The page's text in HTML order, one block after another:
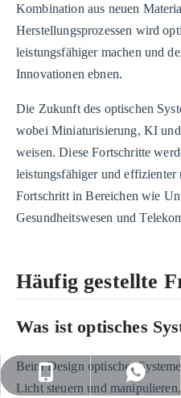
Kombination aus neuen
Herstellungsprozessen wird
leistungsfähiger machen und
Innovationen ebnen.
Die Zukunft des optischen
wobei Miniaturisierung, KI
weisen. Diese Fortschritte
leistungsfähiger und effizienter
Fortschritt in Bereichen wie
Gesundheitswesen und
Häufig gestellte
Was ist optisches
Beim Design optischer
Licht steuern und
+86-159-
+86
sales@nj-